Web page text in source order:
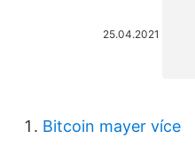
25.04.2021
Bitcoin mayer více